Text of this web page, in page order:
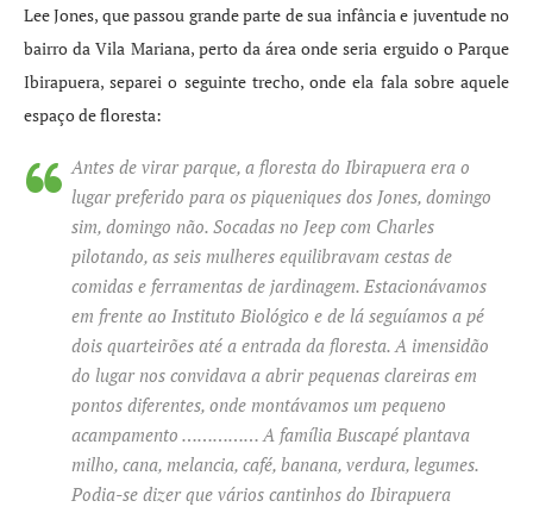
Lee Jones, que passou grande parte de sua infância e juventude no
bairro da Vila Mariana, perto da área onde seria erguido o Parque
Ibirapuera, separei o seguinte trecho, onde ela fala sobre aquele
espaço de floresta:
Antes de virar parque, a floresta do Ibirapuera era o
lugar preferido para os piqueniques dos Jones, domingo
sim, domingo não. Socadas no Jeep com Charles
pilotando, as seis mulheres equilibravam cestas de
comidas e ferramentas de jardinagem. Estacionávamos
em frente ao Instituto Biológico e de lá seguíamos a pé
dois quarteirões até a entrada da floresta. A imensidão
do lugar nos convidava a abrir pequenas clareiras em
pontos diferentes, onde montávamos um pequeno
acampamento …………… A família Buscapé plantava
milho, cana, melancia, café, banana, verdura, legumes.
Podia-se dizer que vários cantinhos do Ibirapuera